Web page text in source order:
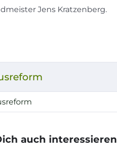
Jens Kratzenberg.
auch interessieren